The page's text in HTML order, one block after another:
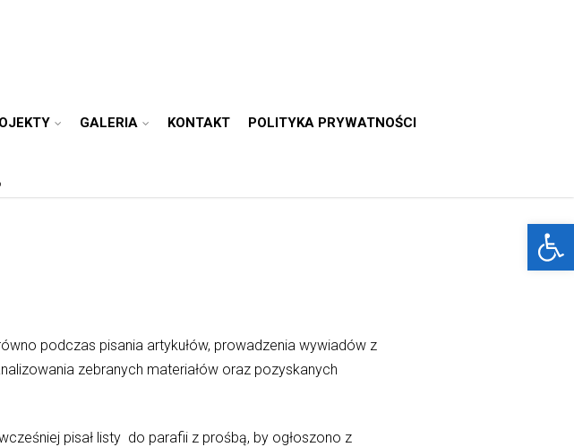
GALERIA KONTAKT POLITYKA PRYWATNOŚCI
podczas pisania artykułów, prowadzenia wywiadów z
zebranych materiałów oraz pozyskanych
pisał listy do parafii z prośbą, by ogłoszono z